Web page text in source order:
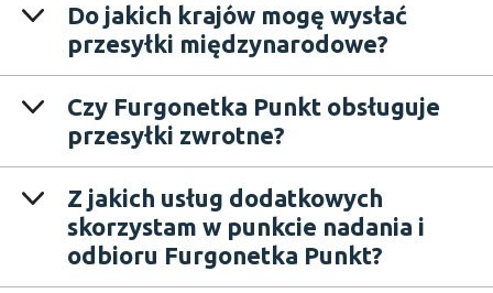
Do jakich krajów mogę wysłać
przesyłki międzynarodowe?
Czy Furgonetka Punkt obsługuje
przesyłki zwrotne?
Z jakich usług dodatkowych
skorzystam w punkcie nadania i
odbioru Furgonetka Punkt?